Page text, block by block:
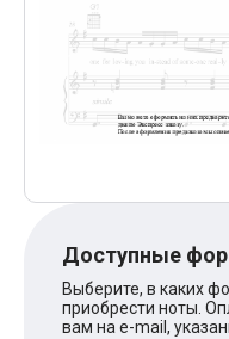
XOLIDAYBOY
Ваня Дмитриенко
Анна Герман
Полина Гагарина
Монеточка
Billie Eilish
Макс Корж
Алена Швец
Michael Jackson
Доступные
Выберите, в каких
приобрести ноты.
вам на e-mail,